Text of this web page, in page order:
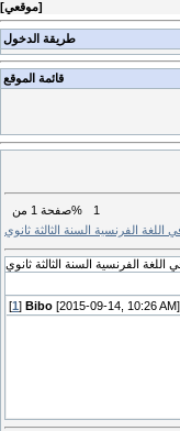
[موقعي]
طريقة الدخول
قائمة الموقع
صفحة 1 من%
1
[1 ] Bibo [2015-09-14, 10:26 AM]